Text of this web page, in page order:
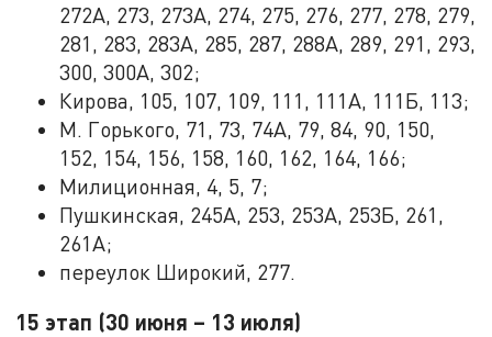
272А, 273, 273А, 274, 275, 276, 277, 278, 279,
281, 283, 283А, 285, 287, 288А, 289, 291, 293,
300, 300А, 302;
Кирова, 105, 107, 109, 111, 111А, 111Б, 113;
М. Горького, 71, 73, 74А, 79, 84, 90, 150,
152, 154, 156, 158, 160, 162, 164, 166;
Милиционная, 4, 5, 7;
Пушкинская, 245А, 253, 253А, 253Б, 261,
261А;
переулок Широкий, 277.
15 этап (30 июня – 13 июля)